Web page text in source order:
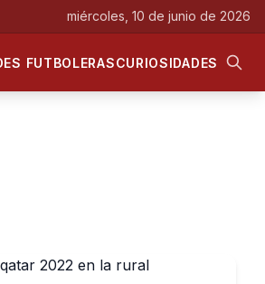
miércoles, 10 de junio de 2026
FUTBOLERASCURIOSIDADES